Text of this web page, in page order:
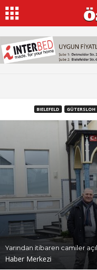
BIELEFELD GÜTERSLOH
Yarından itibaren camiler
Haber Merkezi